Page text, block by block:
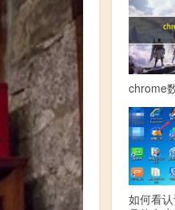
chrome
如何看